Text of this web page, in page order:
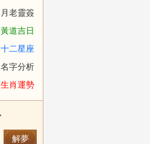
月老靈簽
黃道吉日
十二星座
名字分析
生肖運勢